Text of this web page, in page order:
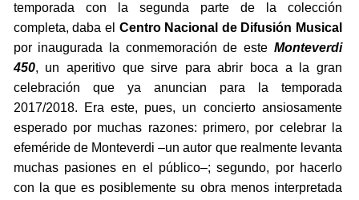
temporada con la segunda parte de la colección
completa, daba el Centro Nacional de Difusión Musical
por inaugurada la conmemoración de este Monteverdi
450, un aperitivo que sirve para abrir boca a la gran
celebración que ya anuncian para la temporada
2017/2018. Era este, pues, un concierto ansiosamente
esperado por muchas razones: primero, por celebrar la
efeméride de Monteverdi –un autor que realmente levanta
muchas pasiones en el público–; segundo, por hacerlo
con la que es posiblemente su obra menos interpretada